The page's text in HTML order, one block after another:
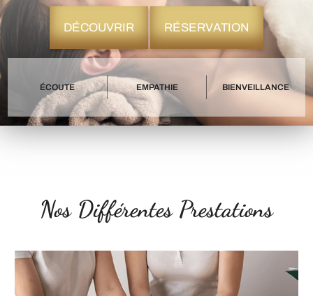
DÉCOUVRIR RÉSERVATION
ÉCOUTE EMPATHIE BIENVEILLANCE
Nos Différentes Prestations